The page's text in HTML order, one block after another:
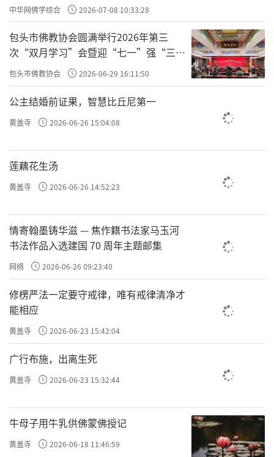
许方勇解读《了凡四训》（八）
许方勇解读《了凡四训》（九）
许方勇解读《了凡四训》（十）
许方勇解读《了凡四训》（十一）
许方勇解读《了凡四训》（十二）
许方勇解读《了凡四训》（十三）
许方勇解读《了凡四训》（十四）
许方勇解读《了凡四训》（十六）
许方勇解读《了凡四训》（十八）
许方勇解读《了凡四训》（十九）
许方勇解读《了凡四训》（二十）
许方勇解读《了凡四训》（二一）
许方勇解读《了凡四训》（二二）
许方勇解读《了凡四训》（二三）
许方勇解读《了凡四训》（二四）
中华网佛学综合 2026-07-08 10:33:28
包头市佛教协会圆满举行2026年第三
次“双月学习”会暨迎“七一”强“三
爱”主题书画笔会
包头市佛教协会 2026-06-29 16:11:50
公主结婚前证果，智慧比丘尼第一
黄盖寺 2026-06-26 15:04:08
莲藕花生汤
黄盖寺 2026-06-26 14:52:23
情寄翰墨铸华滋 — 焦作籍书法家马玉河
书法作品入选建国 70 周年主题邮集
网络 2026-06-26 09:23:40
修楞严法一定要守戒律，唯有戒律清净才
能相应
黄盖寺 2026-06-23 15:42:04
广行布施，出离生死
黄盖寺 2026-06-23 15:32:44
牛母子用牛乳供佛蒙佛授记
黄盖寺 2026-06-18 11:46:59